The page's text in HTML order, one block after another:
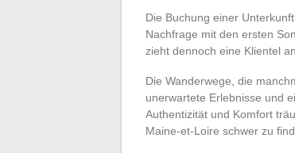
Die Buchung einer
Nachfrage mit den ersten
zieht dennoch eine Klientel
Die Wanderwege, die
unerwartete Erlebnisse und
Authentizität und Komfort
Maine-et-Loire schwer zu